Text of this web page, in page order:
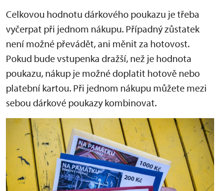
Celkovou hodnotu dárkového poukazu je třeba
vyčerpat při jednom nákupu. Případný zůstatek
není možné převádět, ani měnit za hotovost.
Pokud bude vstupenka dražší, než je hodnota
poukazu, nákup je možné doplatit hotově nebo
platební kartou. Při jednom nákupu můžete mezi
sebou dárkové poukazy kombinovat.